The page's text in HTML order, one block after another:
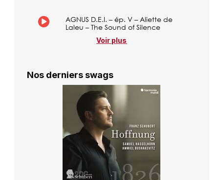
AGNUS D.E.I. – ép. V – Aliette de
Laleu – The Sound of Silence
Voir plus
Nos derniers swags